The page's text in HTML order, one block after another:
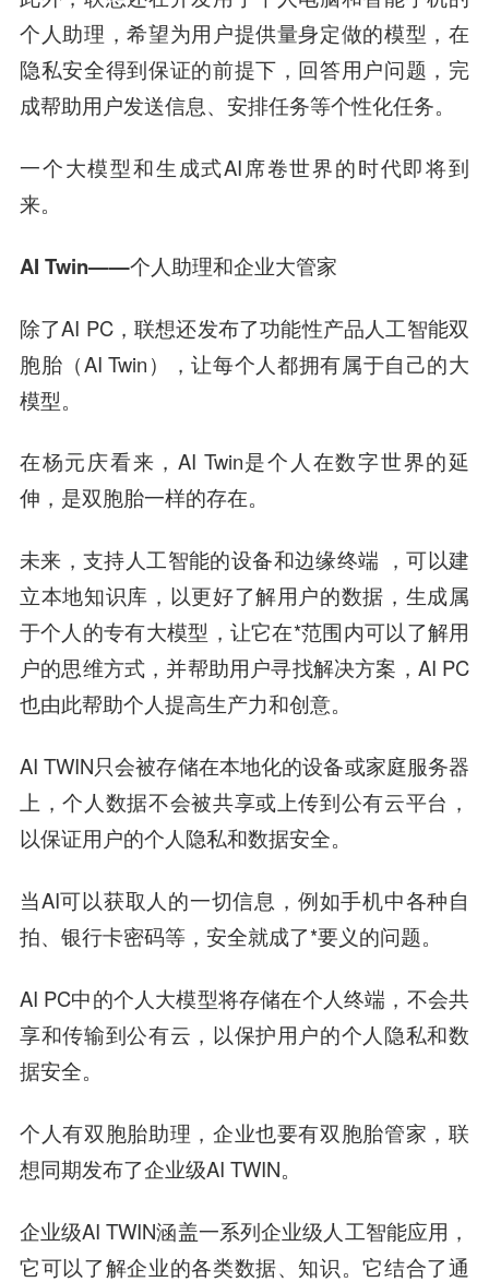
个人助理，希望为用户提供量身定做的模型，在
隐私安全得到保证的前提下，回答用户问题，完
成帮助用户发送信息、安排任务等个性化任务。
一个大模型和生成式AI席卷世界的时代即将到
来。
AI Twin——个人助理和企业大管家
除了AI PC，联想还发布了功能性产品人工智能双
胞胎（AI Twin），让每个人都拥有属于自己的大
模型。
在杨元庆看来，AI Twin是个人在数字世界的延
伸，是双胞胎一样的存在。
未来，支持人工智能的设备和边缘终端 ，可以建
立本地知识库，以更好了解用户的数据，生成属
于个人的专有大模型，让它在*范围内可以了解用
户的思维方式，并帮助用户寻找解决方案，AI PC
也由此帮助个人提高生产力和创意。
AI TWIN只会被存储在本地化的设备或家庭服务器
上，个人数据不会被共享或上传到公有云平台，
以保证用户的个人隐私和数据安全。
当AI可以获取人的一切信息，例如手机中各种自
拍、银行卡密码等，安全就成了*要义的问题。
AI PC中的个人大模型将存储在个人终端，不会共
享和传输到公有云，以保护用户的个人隐私和数
据安全。
个人有双胞胎助理，企业也要有双胞胎管家，联
想同期发布了企业级AI TWIN。
企业级AI TWIN涵盖一系列企业级人工智能应用，
它可以了解企业的各类数据、知识。它结合了通